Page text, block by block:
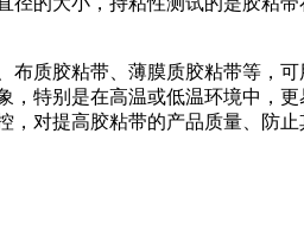
布质胶粘带、薄膜质胶粘带等，
，特别是在高温或低温环境中，
，对提高胶粘带的产品质量、防